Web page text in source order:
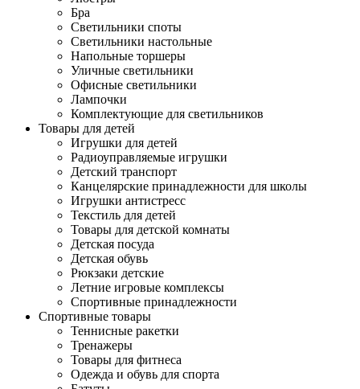
Бра
Светильники споты
Светильники настольные
Напольные торшеры
Уличные светильники
Офисные светильники
Лампочки
Комплектующие для светильников
Товары для детей
Игрушки для детей
Радиоуправляемые игрушки
Детский транспорт
Канцелярские принадлежности для школы
Игрушки антистресс
Текстиль для детей
Товары для детской комнаты
Детская посуда
Детская обувь
Рюкзаки детские
Летние игровые комплексы
Спортивные принадлежности
Спортивные товары
Теннисные ракетки
Тренажеры
Товары для фитнеса
Одежда и обувь для спорта